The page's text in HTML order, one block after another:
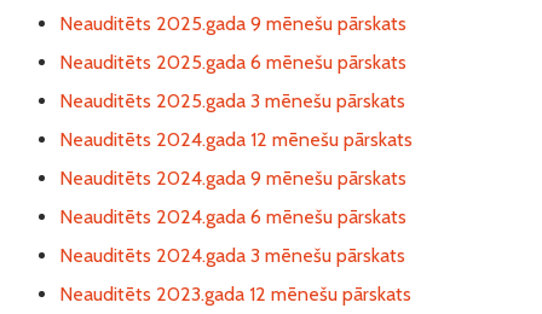
Neauditēts 2025.gada 9 mēnešu pārskats
Neauditēts 2025.gada 6 mēnešu pārskats
Neauditēts 2025.gada 3 mēnešu pārskats
Neauditēts 2024.gada 12 mēnešu pārskats
Neauditēts 2024.gada 9 mēnešu pārskats
Neauditēts 2024.gada 6 mēnešu pārskats
Neauditēts 2024.gada 3 mēnešu pārskats
Neauditēts 2023.gada 12 mēnešu pārskats